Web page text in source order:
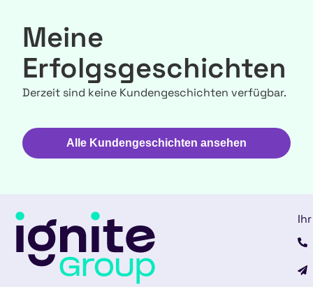
Meine
Erfolgsgeschichten
Derzeit sind keine Kundengeschichten verfügbar.
Alle Kundengeschichten ansehen